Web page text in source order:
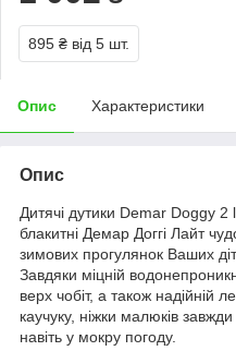
895 ₴ від 5 шт.
Опис Характеристики
Опис
Дитячі дутики Demar Doggy
блакитні Демар Доггі Лайт
зимових прогулянок Ваших
Завдяки міцній
верх чобіт, а також надійній
каучуку, ніжки малюків
навіть у мокру погоду.